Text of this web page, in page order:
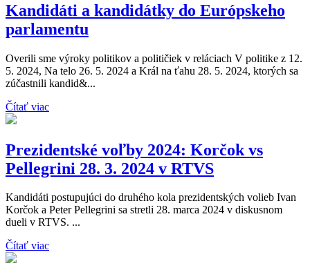
Kandidáti a kandidátky do Európskeho
parlamentu
Overili sme výroky politikov a političiek v reláciach V politike z 12.
5. 2024, Na telo 26. 5. 2024 a Král na ťahu 28. 5. 2024, ktorých sa
zúčastnili kandid&...
Čítať viac
Prezidentské voľby 2024: Korčok vs
Pellegrini 28. 3. 2024 v RTVS
Kandidáti postupujúci do druhého kola prezidentských volieb Ivan
Korčok a Peter Pellegrini sa stretli 28. marca 2024 v diskusnom
dueli v RTVS. ...
Čítať viac